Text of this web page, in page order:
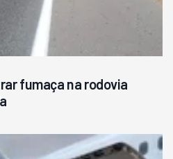
fumaça na rodovia